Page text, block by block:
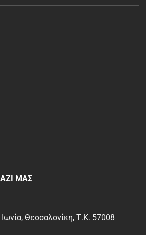
ΜΑΣ
Θεσσαλονίκη, Τ.Κ. 57008